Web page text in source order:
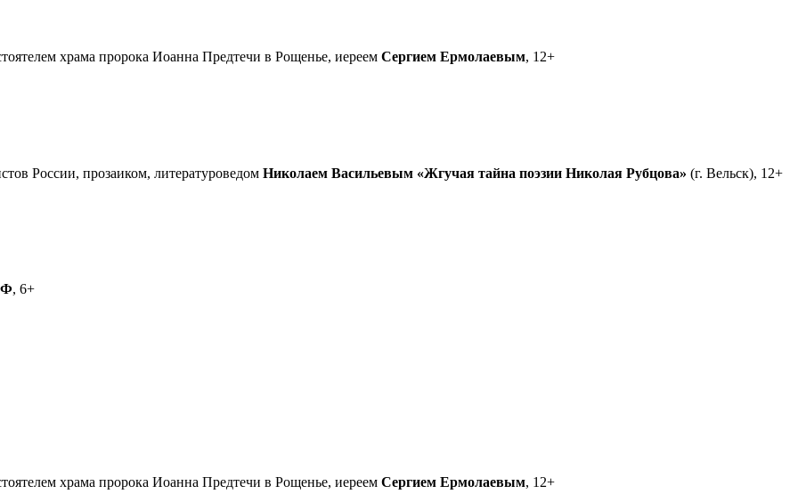
храма пророка Иоанна Предтечи в Рощенье, иереем Сергием Ермолаевым, 12+
России, прозаиком, литературоведом Николаем Васильевым «Жгучая тайна поэзии Николая Рубцова» (г. Вельск), 12+
, 6+
храма пророка Иоанна Предтечи в Рощенье, иереем Сергием Ермолаевым, 12+